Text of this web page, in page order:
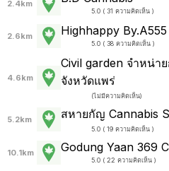
2.4km
5.0 ( 31 ความคิดเห็น )
2.6km Highhappy By.A555
5.0 ( 38 ความคิดเห็น )
4.6km
Civil garden จำหน่า
จังหวัดแพร่
(ไม่มีความคิดเห็น)
5.2km สหายกัญ Cannabis
5.0 ( 19 ความคิดเห็น )
10.1km Godung Yaan 369
5.0 ( 22 ความคิดเห็น )